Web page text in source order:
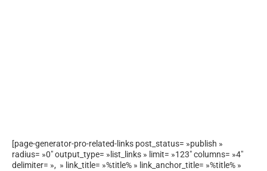
[page-generator-pro-related-links post_status= »publish »
radius= »0″ output_type= »list_links » limit= »123″ columns= »4″
delimiter= », » link_title= »%title% » link_anchor_title= »%title% »